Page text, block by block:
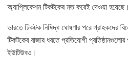
অ্যাপ্লিকেশন টিকটকের মত করেই দেওয়া হয়েছে।
ভারতে টিকটক নিষিদ্ধ ঘোষণার পরে গ্রাহকদের
টিকটকের বাজার ধরতে প্রতিযোগী
ইউটিউবও।